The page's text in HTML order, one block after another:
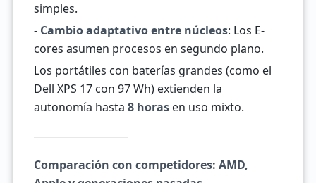
simples.
- Cambio adaptativo entre núcleos: Los E-
cores asumen procesos en segundo plano.
Los portátiles con baterías grandes (como el
Dell XPS 17 con 97 Wh) extienden la
autonomía hasta 8 horasen uso mixto.
Comparación con competidores: AMD,